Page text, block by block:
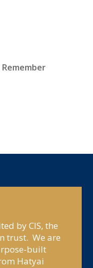
by CIS, the
trust. We are
built
Hatyai